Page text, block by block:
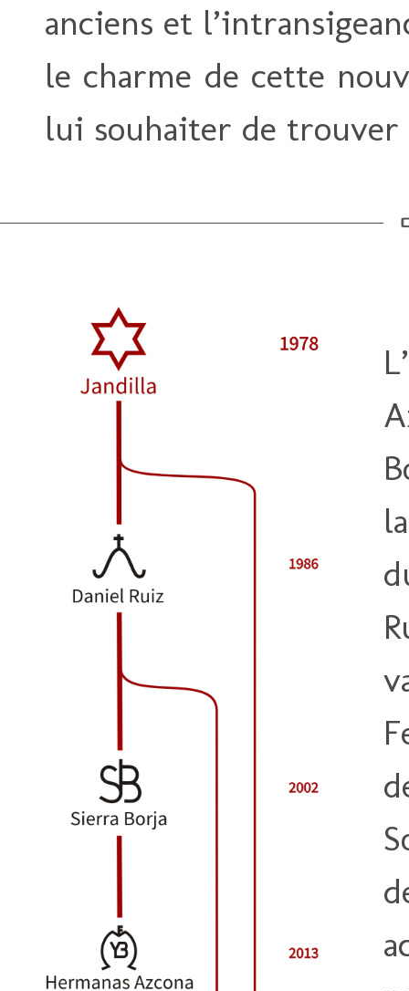
anciens et
le charme de cette
lui souhaiter de